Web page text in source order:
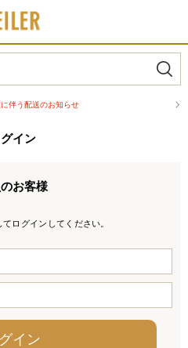
伴う配送のお知らせ
イン
お客様
ログインしてください。